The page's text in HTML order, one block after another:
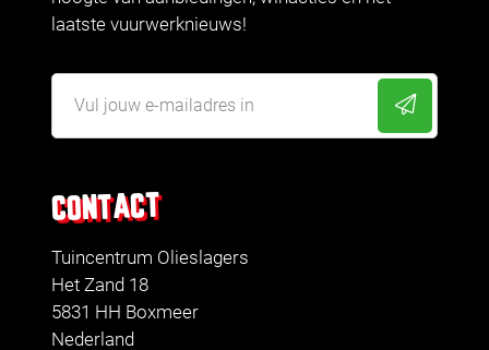
CONTACT
Tuincentrum Olieslagers
Het Zand 18
5831 HH Boxmeer
Nederland
laatste vuurwerknieuws!